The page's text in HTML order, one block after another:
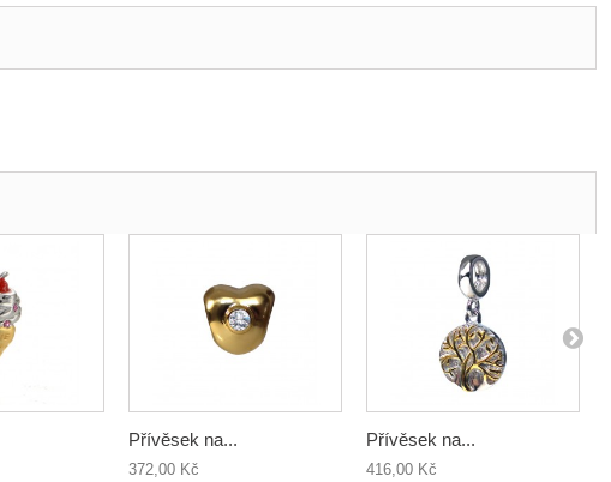
Přívěsek na...
372,00 Kč
Přívěsek na...
416,00 Kč